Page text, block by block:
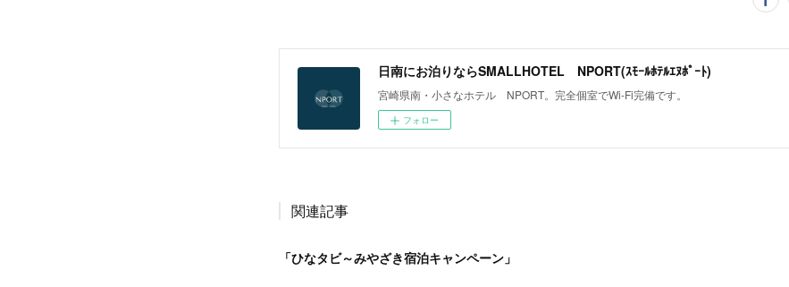
日南にお泊りならSMALLHOTEL NPORT(ｽﾓｰﾙﾎﾃﾙｴﾇﾎﾟｰﾄ)
宮崎県南・小さなホテル NPORT。完全個室でWi-Fi完備です。
フォロー
関連記事
「ひなタビ～みやざき宿泊キャンペーン」